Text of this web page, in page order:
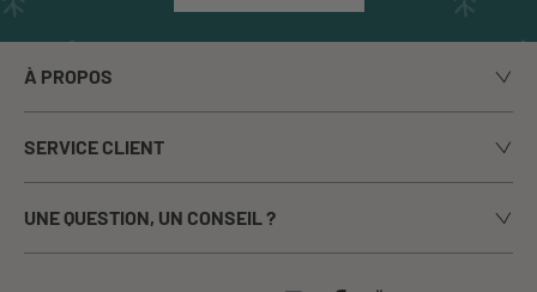
À PROPOS
Notre histoire
Le blog
Nos marques
La presse en parle
SERVICE CLIENT
Livraison
Paiement sécurisé
Echanges / Retours
UNE QUESTION, UN CONSEIL ?
Appelez-nous du lundi au vendredi de 9h00 à 17h00